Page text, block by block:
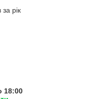
рік
18:00